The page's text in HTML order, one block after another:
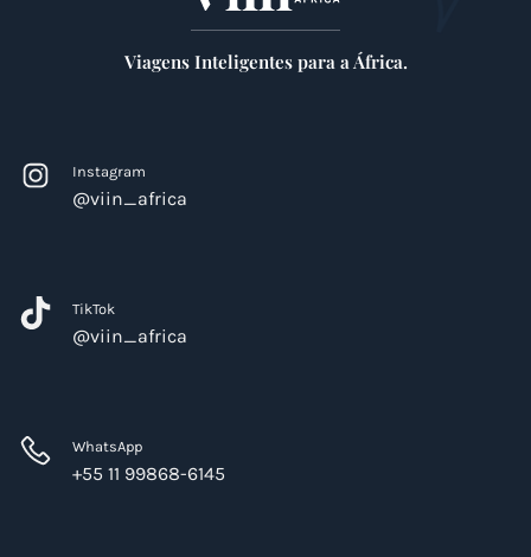
Viagens Inteligentes para a África.
Instagram
@viin_africa
TikTok
@viin_africa
WhatsApp
+55 11 99868-6145